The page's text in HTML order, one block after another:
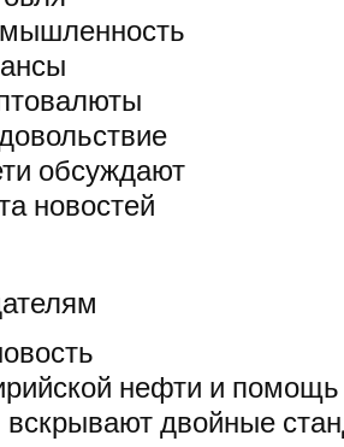
обсуждают
новостей
нефти и помощь
вскрывают двойные